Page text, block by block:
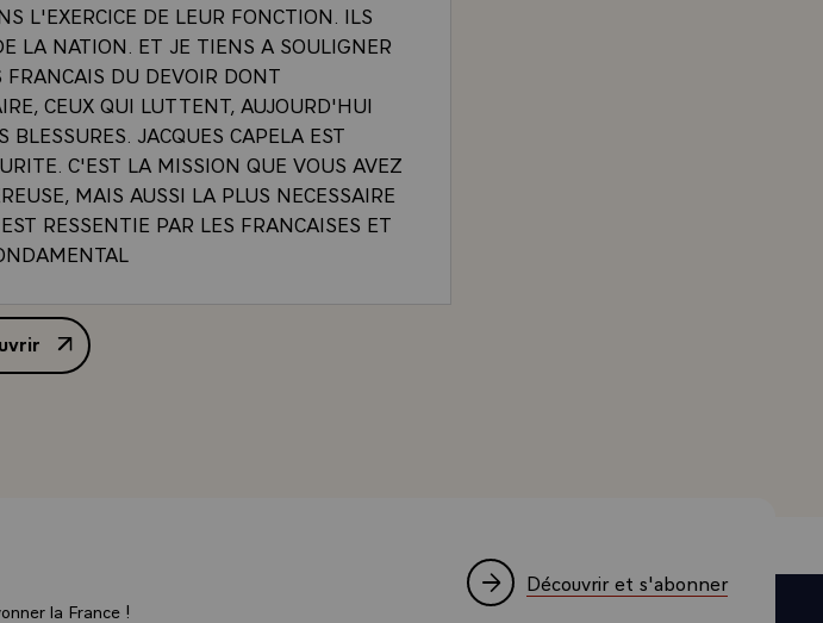
L'EXERCICE DE LEUR FONCTION. ILS
LA NATION. ET JE TIENS A SOULIGNER
DU DEVOIR DONT
CEUX QUI LUTTENT, AUJOURD'HUI
BLESSURES. JACQUES CAPELA EST
C'EST LA MISSION QUE VOUS AVEZ
MAIS AUSSI LA PLUS NECESSAIRE
RESSENTIE PAR LES FRANCAISES ET
DE NOTRE TEMPS, UNE ACTION ISOLEE.
£ ELLE EST LIEE A SON
DE L'HUMANITE EST JALONNEE DE
N'EST PAS S'Y RESIGNER. VOULOIR LA
C'EST VOULOIR D'ABORD ARRACHER
DE M. VALERY GISCARD D'ESTAING, A L'ECOLE DE POLICE DE
la France !
Découvrir et s'abonner